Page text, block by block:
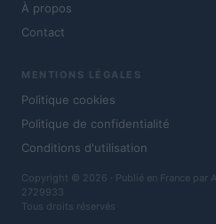
À propos
Contact
MENTIONS LÉGALES
Politique cookies
Politique de confidentialité
Conditions d'utilisation
Copyright © 2026 · Publié en France par
2729933
Tous droits réservés